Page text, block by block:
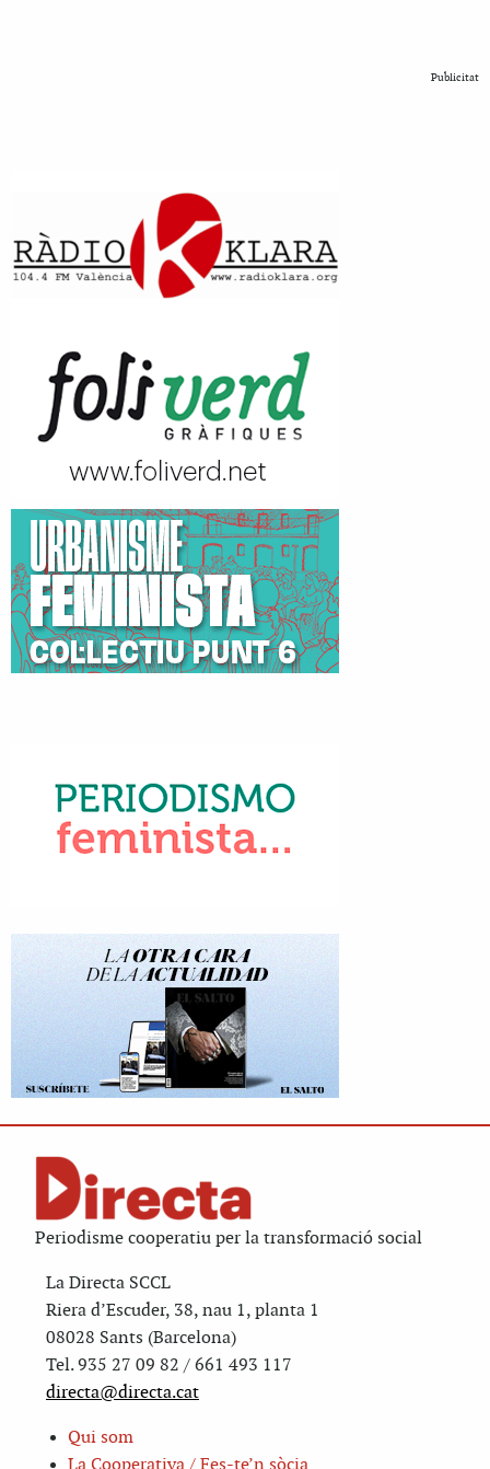
Publicitat
Periodisme cooperatiu per la transformació social
La Directa SCCL
Riera d’Escuder, 38, nau 1, planta 1
08028 Sants (Barcelona)
Tel. 935 27 09 82 / 661 493 117
directa@directa.cat
Qui som
La Cooperativa / Fes-te’n sòcia